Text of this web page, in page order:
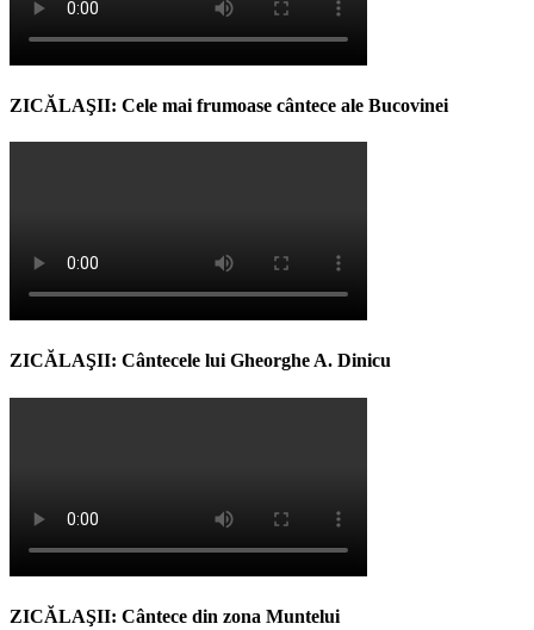
ZICĂLAŞII: Cele mai frumoase cântece ale Bucovinei
ZICĂLAŞII: Cântecele lui Gheorghe A. Dinicu
ZICĂLAŞII: Cântece din zona Muntelui